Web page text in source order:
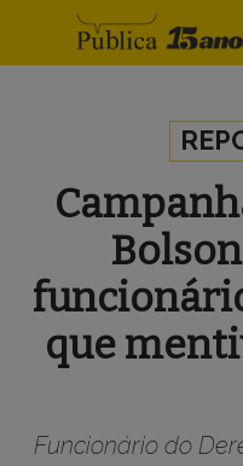
que
Funcionário do